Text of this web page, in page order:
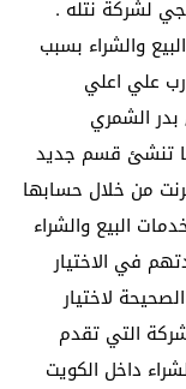
لشركة نتله .
والشراء بسبب
علي اعلي
الشمري
تنشئ قسم جديد
من خلال حسابها
البيع والشراء
في الاختيار
لاختيار
التي تقدم
داخل الكويت